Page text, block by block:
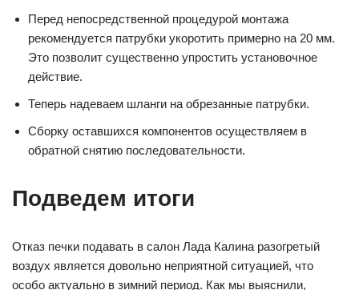
Перед непосредственной процедурой монтажа
рекомендуется патрубки укоротить примерно на 20 мм.
Это позволит существенно упростить установочное
действие.
Теперь надеваем шланги на обрезанные патрубки.
Сборку оставшихся компонентов осуществляем в
обратной снятию последовательности.
Подведем итоги
Отказ печки подавать в салон Лада Калина разогретый
воздух является довольно неприятной ситуацией, что
особо актуально в зимний период. Как мы выяснили,